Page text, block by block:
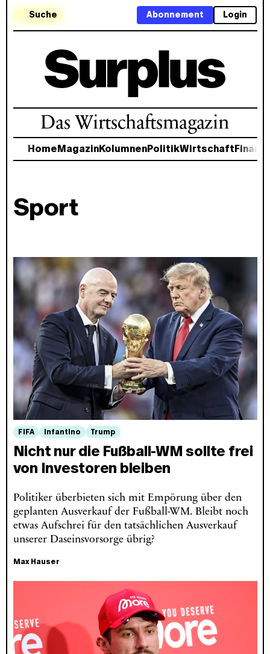
Suche Login
Abonnement
Das Wirtschaftsmagazin
Home MagazinKolumnenPolitikWirtschaft
Sport
FIFA Infantino Trump
Nicht nur die Fußball-WM sollte frei
von Investoren bleiben
Politiker überbieten sich mit Empörung über den
geplanten Ausverkauf der Fußball-WM. Bleibt noch
etwas Aufschrei für den tatsächlichen Ausverkauf
unserer Daseinsvorsorge übrig?
Max Hauser